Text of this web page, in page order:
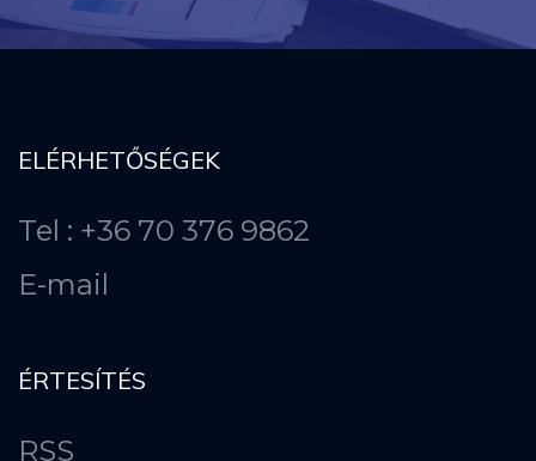
ELÉRHETŐSÉGEK
Tel : +36 70 376 9862
E-mail
ÉRTESÍTÉS
RSS